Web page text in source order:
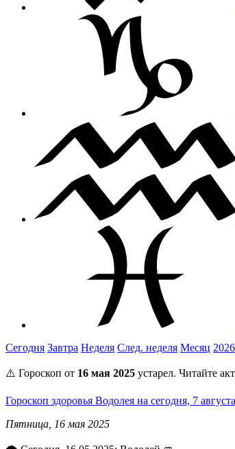
Сегодня Завтра Неделя След. неделя Месяц 2026
⚠️ Гороскоп от 16 мая 2025 устарел. Читайте
Гороскоп здоровья Водолея на сегодня, 7
Пятница, 16 мая 2025